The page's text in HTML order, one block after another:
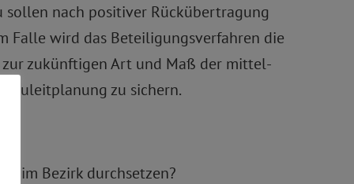
nach positiver Rückübertragung
Falle wird das Beteiligungsverfahren die
zukünftigen Art und Maß der mittel-
zu sichern.
im Bezirk durchsetzen?